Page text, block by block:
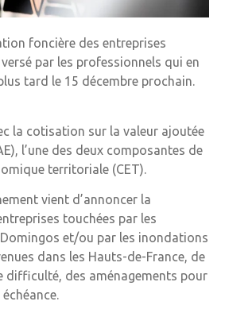
foncière des entreprises
par les professionnels qui en
tard le 15 décembre prochain.
la cotisation sur la valeur ajoutée
l’une des deux composantes de
territoriale (CET).
vient d’annoncer la
touchées par les
et/ou par les inondations
dans les Hauts-de-France, de
difficulté, des aménagements pour